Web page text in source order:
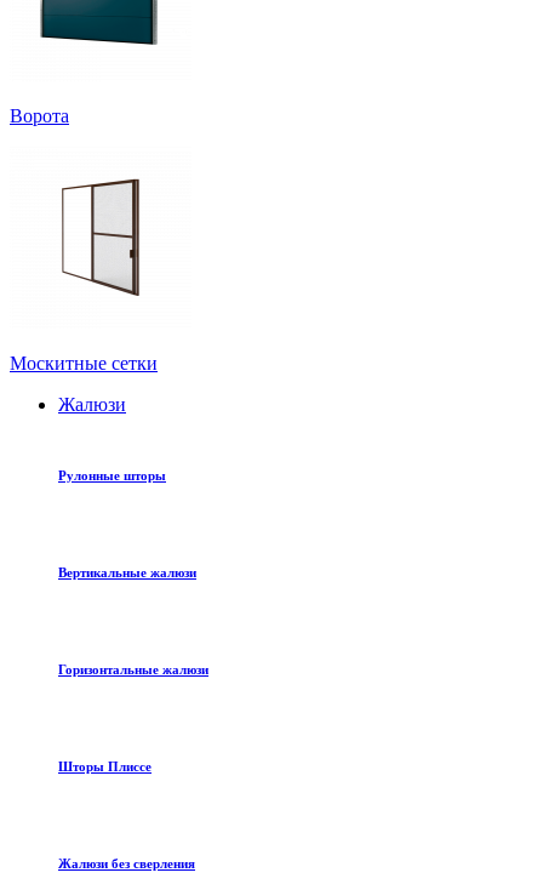
Ворота
Москитные сетки
Жалюзи
Рулонные шторы
Вертикальные жалюзи
Горизонтальные жалюзи
Шторы Плиссе
Жалюзи без сверления